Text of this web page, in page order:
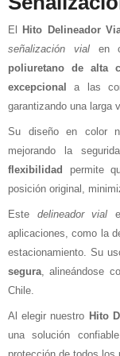
El Hito Delineador
señalización vialen
poliuretano de alta
excepcional a las
garantizando una larga
Su diseño en color
mejorando la
flexibilidad permite
posición original,
Este delineador vial
aplicaciones, como la
estacionamiento. Su
segura , alineándose
Chile.
Al elegir nuestro Hito
una solución